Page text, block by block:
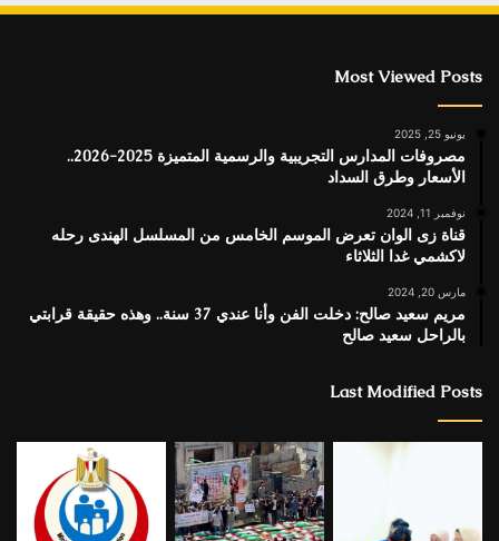
Most Viewed Posts
يونيو 25, 2025
مصروفات المدارس التجريبية والرسمية المتميزة 2025-2026..
الأسعار وطرق السداد
نوفمبر 11, 2024
قناة زى الوان تعرض الموسم الخامس من المسلسل الهندى رحله
لاكشمي غدا الثلاثاء
مارس 20, 2024
مريم سعيد صالح: دخلت الفن وأنا عندي 37 سنة.. وهذه حقيقة قرابتي
بالراحل سعيد صالح
Last Modified Posts